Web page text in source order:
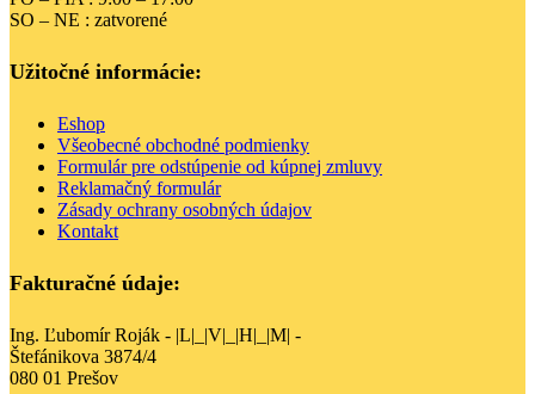
SO – NE : zatvorené
Užitočné informácie:
Eshop
Všeobecné obchodné podmienky
Formulár pre odstúpenie od kúpnej zmluvy
Reklamačný formulár
Zásady ochrany osobných údajov
Kontakt
Fakturačné údaje:
Ing. Ľubomír Roják - |L|_|V|_|H|_|M| -
Štefánikova 3874/4
080 01 Prešov